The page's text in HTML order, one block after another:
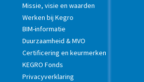
Missie, visie en waarden
Werken bij Kegro
BIM-informatie
Duurzaamheid & MVO
Certificering en keurmerken
KEGRO Fonds
Privacyverklaring